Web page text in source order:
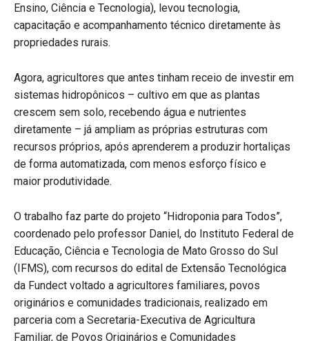
Ensino, Ciência e Tecnologia), levou tecnologia,
capacitação e acompanhamento técnico diretamente às
propriedades rurais.
Agora, agricultores que antes tinham receio de investir em
sistemas hidropônicos – cultivo em que as plantas
crescem sem solo, recebendo água e nutrientes
diretamente – já ampliam as próprias estruturas com
recursos próprios, após aprenderem a produzir hortaliças
de forma automatizada, com menos esforço físico e
maior produtividade.
O trabalho faz parte do projeto “Hidroponia para Todos”,
coordenado pelo professor Daniel, do Instituto Federal de
Educação, Ciência e Tecnologia de Mato Grosso do Sul
(IFMS), com recursos do edital de Extensão Tecnológica
da Fundect voltado a agricultores familiares, povos
originários e comunidades tradicionais, realizado em
parceria com a Secretaria-Executiva de Agricultura
Familiar, de Povos Originários e Comunidades